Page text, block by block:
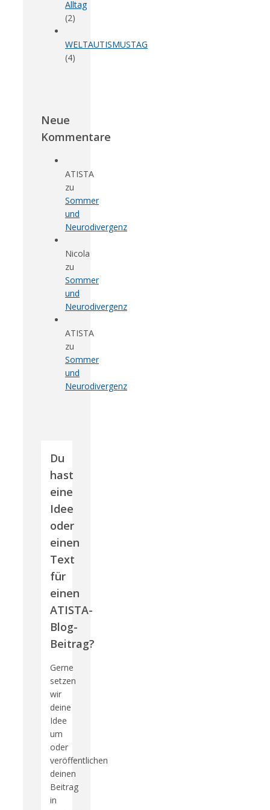
Alltag
(2)
WELTAUTISMUSTAG
(4)
Neue
Kommentare
ATISTA
zu
Sommer
und
Neurodivergenz
Nicola
zu
Sommer
und
Neurodivergenz
ATISTA
zu
Sommer
und
Neurodivergenz
Du
hast
eine
Idee
oder
einen
Text
für
einen
ATISTA-
Blog-
Beitrag?
Gerne
setzen
wir
deine
Idee
um
oder
veröffentlichen
deinen
Beitrag
in